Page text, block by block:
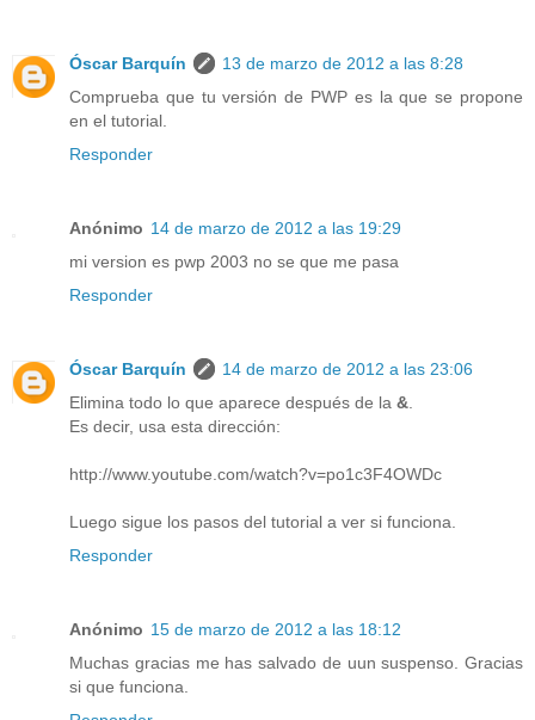
Óscar Barquín
13 de marzo de 2012 a las 8:28
Comprueba que tu versión de PWP es la que se propone
en el tutorial.
Responder
Anónimo 14 de marzo de 2012 a las 19:29
mi version es pwp 2003 no se que me pasa
Responder
Óscar Barquín
14 de marzo de 2012 a las 23:06
Elimina todo lo que aparece después de la &
Es decir, usa esta dirección:
http://www.youtube.com/watch?v=po1c3F4OWDc
Luego sigue los pasos del tutorial a ver si funciona.
Responder
Anónimo 15 de marzo de 2012 a las 18:12
Muchas gracias me has salvado de uun suspenso. Gracias
si que funciona.